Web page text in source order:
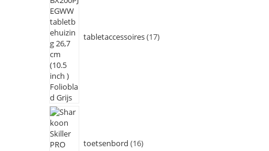
tabletaccessoires 17
toetsenbord 16